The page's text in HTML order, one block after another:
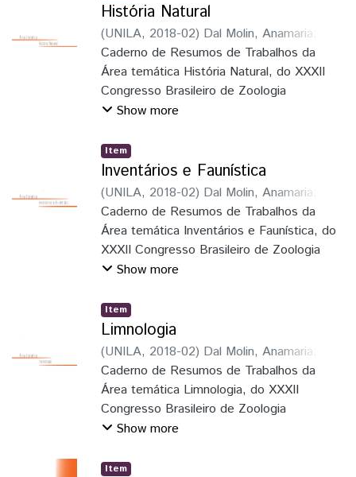
História Natural
(UNILA, 2018-02) Dal Molin, Anamaria
Soares, Elaine Della Giustina;Schmitz,
Hermes José; Faria Junior, Luiz Roberto
Ribeiro;Pie, Marcio Roberto;Löwenberg
Neto, Peter
Caderno de Resumos de Trabalhos da
Área temática História Natural, do XXXII
Congresso Brasileiro de Zoologia
Show more
Item
Inventários e Faunística
(UNILA, 2018-02) Dal Molin, Anamaria
Soares, Elaine Della Giustina;Schmitz,
Hermes José; Faria Junior, Luiz Roberto
Ribeiro;Pie, Marcio Roberto; Löwenberg
Neto, Peter
Caderno de Resumos de Trabalhos da
Área temática Inventários e Faunística, do
XXXII Congresso Brasileiro de Zoologia
Show more
Item
Limnologia
(UNILA, 2018-02) Dal Molin, Anamaria
Soares, Elaine Della Giustina;Schmitz,
Hermes José; Faria Junior, Luiz Roberto
Ribeiro;Pie, Marcio Roberto;Löwenberg
Neto, Peter
Caderno de Resumos de Trabalhos da
Área temática Limnologia, do XXXII
Congresso Brasileiro de Zoologia
Show more
Item